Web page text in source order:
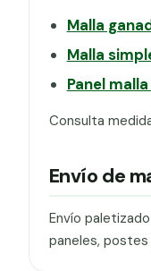
Malla
Malla
Panel malla
Consulta
Envío de
Envío
paneles,